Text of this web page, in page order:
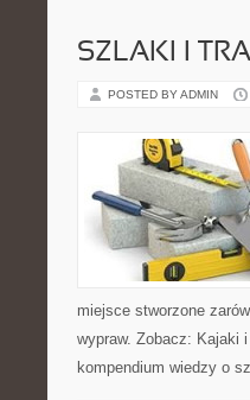
SZLAKI I
POSTED BY ADMIN
miejsce stworzone
wypraw. Zobacz: Kajaki
kompendium wiedzy o